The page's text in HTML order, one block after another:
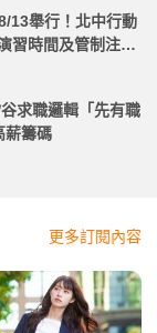
13舉行！北中行動
習時間及管制注意
求職邏輯「先有職
薪籌碼
更多訂閱內容